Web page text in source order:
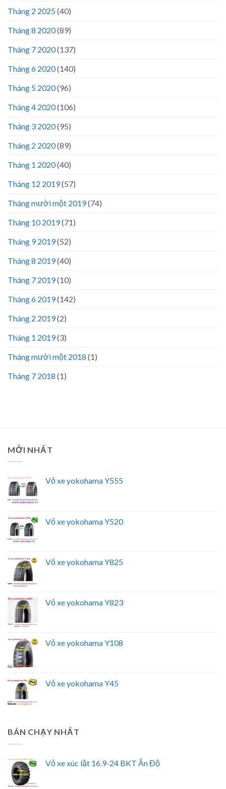
Tháng 2 2025(40)
Tháng 8 2020(89)
Tháng 7 2020(137)
Tháng 6 2020(140)
Tháng 5 2020(96)
Tháng 4 2020(106)
Tháng 3 2020(95)
Tháng 2 2020(89)
Tháng 1 2020(40)
Tháng 12 2019(57)
Tháng mười một 2019(74)
Tháng 10 2019(71)
Tháng 9 2019(52)
Tháng 8 2019(40)
Tháng 7 2019(10)
Tháng 6 2019(142)
Tháng 2 2019(2)
Tháng 1 2019(3)
Tháng mười một 2018 (1)
Tháng 7 2018 (1)
MỚI NHẤT
Vỏ xe yokohama Y555
Vỏ xe yokohama Y520
Vỏ xe yokohama Y825
Vỏ xe yokohama Y823
Vỏ xe yokohama Y108
Vỏ xe yokohama Y45
BÁN CHẠY NHẤT
Vỏ xe xúc lật 16.9-24 BKT Ấn Độ